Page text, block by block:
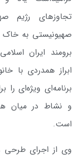
تجاوزهای رژیم
صهیونیستی به خاک
برومند ایران
ابراز همدردی با
برنامه‌ای ویژه‌ای
و نشاط در میان
است.
وی از اجرای طرحی